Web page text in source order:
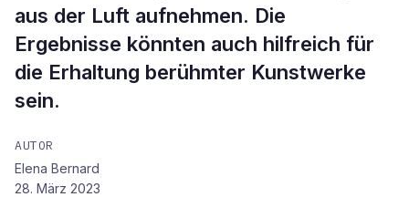
aus der Luft aufnehmen. Die
Ergebnisse könnten auch hilfreich für
die Erhaltung berühmter Kunstwerke
sein.
AUTOR
Elena Bernard
28. März 2023